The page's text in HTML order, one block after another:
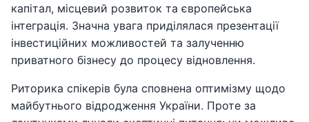
капітал, місцевий розвиток та європейська
інтеграція. Значна увага приділялася презентації
інвестиційних можливостей та залученню
приватного бізнесу до процесу відновлення.
Риторика спікерів була сповнена оптимізму щодо
майбутнього відродження України. Проте за